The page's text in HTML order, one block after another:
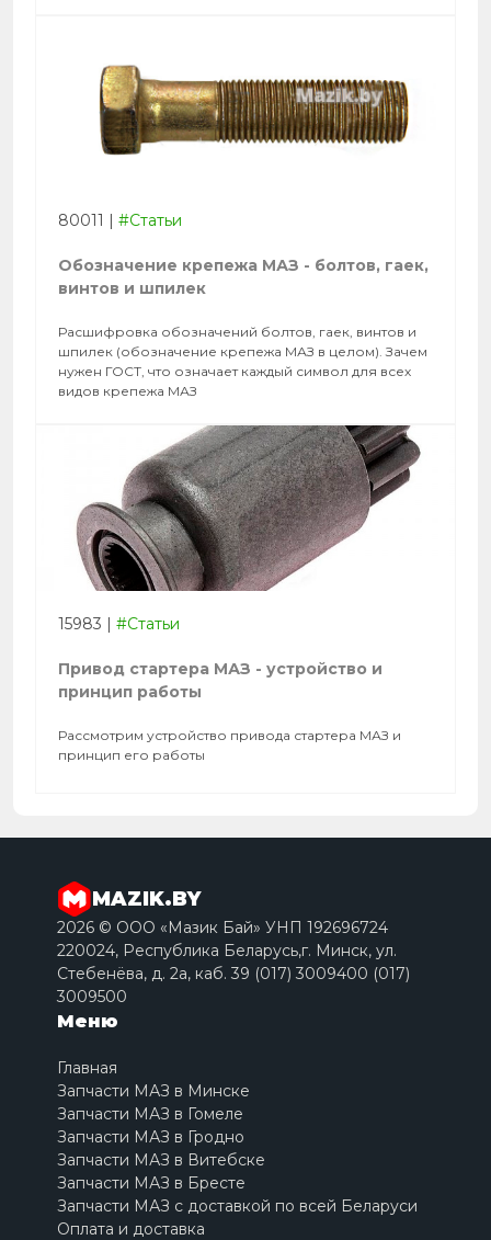
80011 | #Статьи
Обозначение крепежа МАЗ - болтов, гаек,
винтов и шпилек
Расшифровка обозначений болтов, гаек, винтов и
шпилек (обозначение крепежа МАЗ в целом). Зачем
нужен ГОСТ, что означает каждый символ для всех
видов крепежа МАЗ
15983 | #Статьи
Привод стартера МАЗ - устройство и
принцип работы
Рассмотрим устройство привода стартера МАЗ и
принцип его работы
MAZIK.BY
2026 © ООО «Мазик Бай» УНП 192696724
220024, Республика Беларусь,г. Минск, ул.
Стебенёва, д. 2a, каб. 39 (017) 3009400 (017)
3009500
Меню
Главная
Запчасти МАЗ в Минске
Запчасти МАЗ в Гомеле
Запчасти МАЗ в Гродно
Запчасти МАЗ в Витебске
Запчасти МАЗ в Бресте
Запчасти МАЗ с доставкой по всей Беларуси
Оплата и доставка